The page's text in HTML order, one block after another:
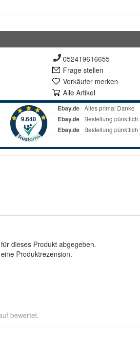
052419616655
Frage stellen
Verkäufer merken
Alle Artikel
dieses Produkt abgegeben.
Produktrezension.
bewertet.